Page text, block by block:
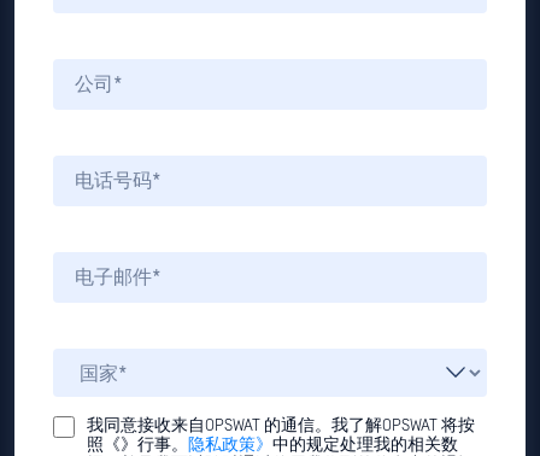
我同意接收来自OPSWAT 的通信。我了解OPSWAT 将按
照《》行事。
隐私政策》 中的规定处理我的相关数